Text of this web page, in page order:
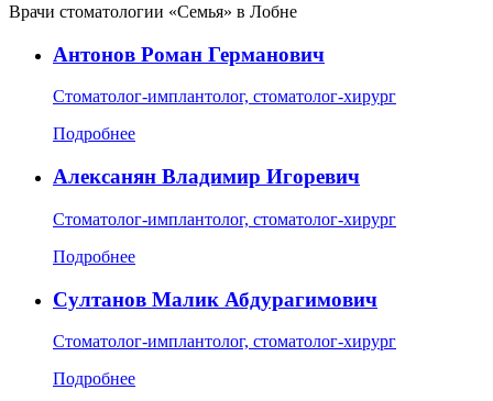
Врачи стоматологии «Семья» в Лобне
Антонов Роман Германович
Стоматолог-имплантолог, стоматолог-хирург
Подробнее
Алексанян Владимир Игоревич
Стоматолог-имплантолог, стоматолог-хирург
Подробнее
Султанов Малик Абдурагимович
Стоматолог-имплантолог, стоматолог-хирург
Подробнее